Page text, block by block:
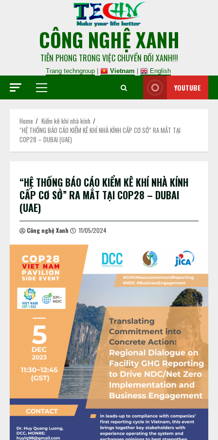
CÔNG NGHỆ XANH
TIÊN PHONG TRONG VIỆC CHUYỂN ĐỐI XANH!!!
Trang techngroup| Vietnam English
YOUTUBE
Home
Kiểm kê khí nhà kính
“HỆ THỐNG BÁO CÁO KIỂM KÊ KHÍ NHÀ KÍNH CẤP CƠ SỞ” RA MẮT TẠI
COP28 – DUBAI (UAE)
“HỆ THỐNG BÁO CÁO KIỂM KÊ KHÍ NHÀ KÍNH
CẤP CƠ SỞ” RA MẮT TẠI COP28 – DUBAI
(UAE)
Công nghệ Xanh 11/05/2024